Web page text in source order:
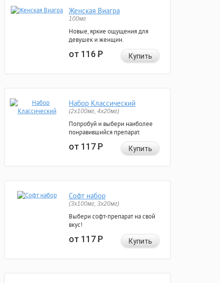
Женская Виагра
100мг
Новые, яркие ощущения для
девушек и женщин.
от 116Р Купить
Набор Классический
(2x100мг, 4x20мг)
Попробуй и выбери наиболее
понравившийся препарат.
от 117Р Купить
Софт набор
(3x100мг, 3x20мг)
Выбери софт-препарат на свой
вкус!
от 117Р Купить